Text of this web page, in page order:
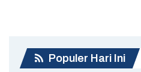
Populer Hari Ini